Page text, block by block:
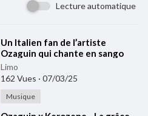
Lecture automatique
⁣Un Italien fan de l’artiste
Ozaguin qui chante en sango
🇨🇫🇨🇫
Limo
162 Vues · 07/03/25
Musique